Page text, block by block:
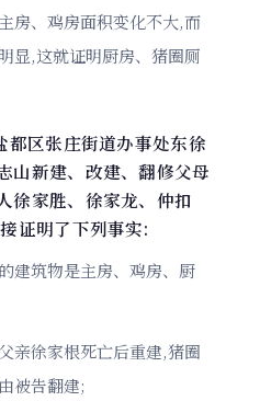
房、鸡房面积变化不大,而
显,这就证明厨房、猪圈厕
都区张庄街道办事处东徐
山新建、改建、翻修父母
徐家胜、徐家龙、仲扣
证明了下列事实:
建筑物是主房、鸡房、厨
亲徐家根死亡后重建,猪圈
被告翻建;